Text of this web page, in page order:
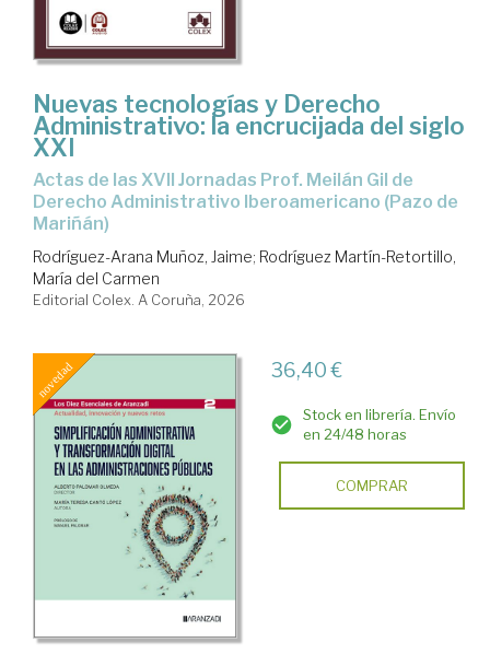
Nuevas tecnologías y Derecho
Administrativo: la encrucijada del siglo
XXI
Actas de las XVII Jornadas Prof. Meilán Gil de
Derecho Administrativo Iberoamericano (Pazo de
Mariñán)
Rodríguez-Arana Muñoz, Jaime; Rodríguez Martín-Retortillo,
María del Carmen
Editorial Colex. A Coruña, 2026
36,40 €
Stock en librería. Envío
en 24/48 horas
COMPRAR